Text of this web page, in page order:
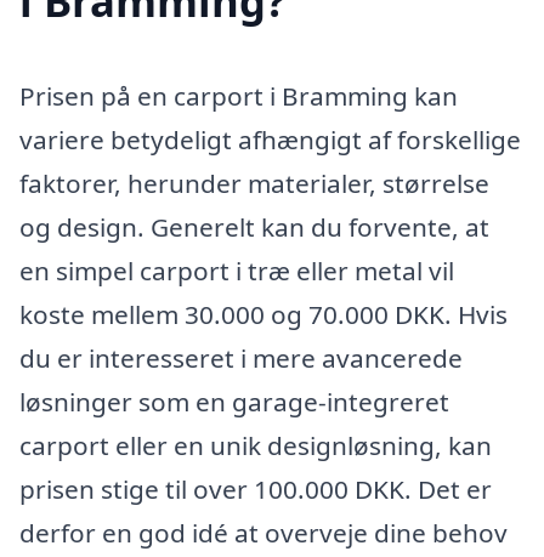
Prisen på en carport i Bramming kan
variere betydeligt afhængigt af forskellige
faktorer, herunder materialer, størrelse
og design. Generelt kan du forvente, at
en simpel carport i træ eller metal vil
koste mellem 30.000 og 70.000 DKK. Hvis
du er interesseret i mere avancerede
løsninger som en garage-integreret
carport eller en unik designløsning, kan
prisen stige til over 100.000 DKK. Det er
derfor en god idé at overveje dine behov